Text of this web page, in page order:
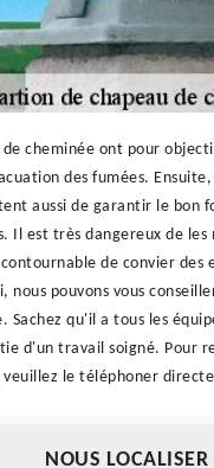
de cheminée ont pour
des fumées.
aussi de garantir le bon
Il est très dangereux de
de convier des
nous pouvons vous
Sachez qu'il a tous les
d'un travail soigné. Pour
le téléphoner
NOUS LOCALISER